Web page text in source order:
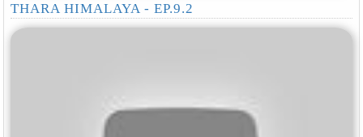
THARA HIMALAYA - EP.9.2